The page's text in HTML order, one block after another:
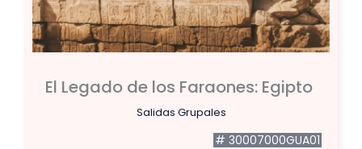
El Legado de los Faraones: Egipto
Salidas Grupales
# 30007000GUA01